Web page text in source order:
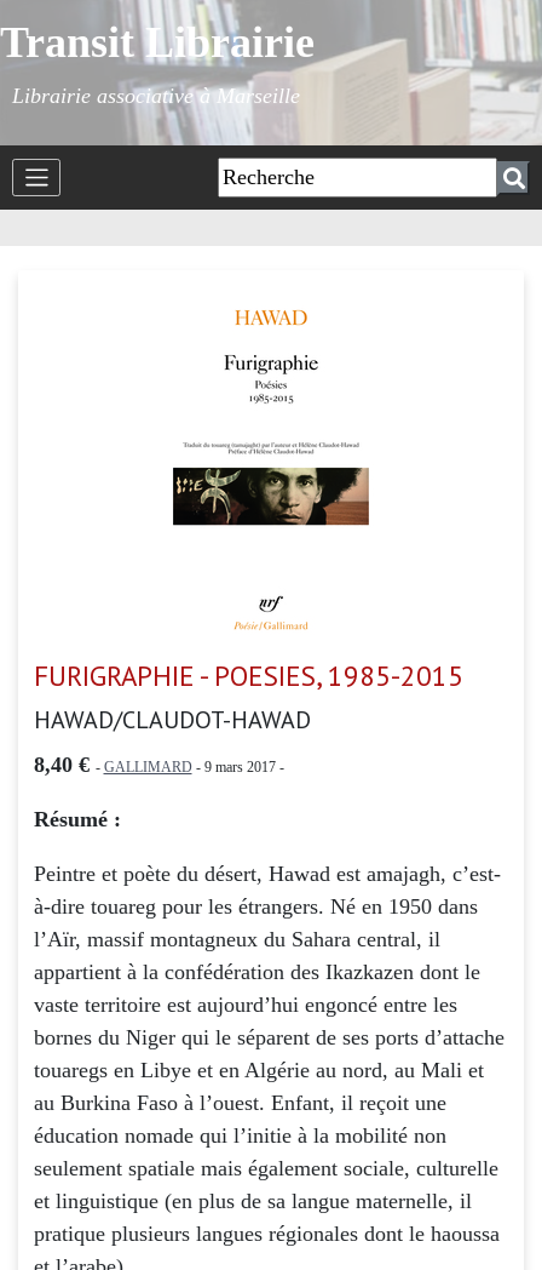
Transit Librairie
Librairie associative à Marseille
FURIGRAPHIE - POESIES, 1985-2015
HAWAD/CLAUDOT-HAWAD
8,40 € - GALLIMARD- 9 mars 2017 -
Résumé :
Peintre et poète du désert, Hawad est amajagh, c’est-
à-dire touareg pour les étrangers. Né en 1950 dans
l’Aïr, massif montagneux du Sahara central, il
appartient à la confédération des Ikazkazen dont le
vaste territoire est aujourd’hui engoncé entre les
bornes du Niger qui le séparent de ses ports d’attache
touaregs en Libye et en Algérie au nord, au Mali et
au Burkina Faso à l’ouest. Enfant, il reçoit une
éducation nomade qui l’initie à la mobilité non
seulement spatiale mais également sociale, culturelle
et linguistique (en plus de sa langue maternelle, il
pratique plusieurs langues régionales dont le haoussa